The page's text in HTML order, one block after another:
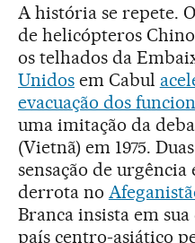
A história se repete.
de helicópteros
os telhados da
Unidosem Cabul
evacuação dos
uma imitação da
(Vietnã) em 1975.
sensação de urgência
derrota no
Branca insista em
país centro-asiático